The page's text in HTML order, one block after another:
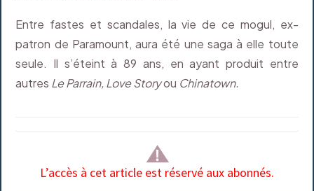
Entre fastes et scandales, la vie de ce mogul, ex-
patron de Paramount, aura été une saga à elle toute
seule. Il s’éteint à 89 ans, en ayant produit entre
autres Le Parrain, Love Storyou Chinatown.
L’accès à cet article est réservé aux abonnés.